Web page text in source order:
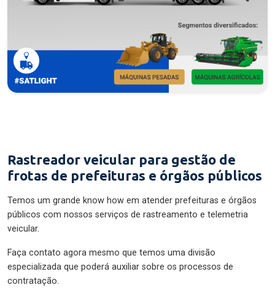
Rastreador veicular para gestão de
frotas de prefeituras e órgãos públicos
Temos um grande know how em atender prefeituras e órgãos
públicos com nossos serviços de rastreamento e telemetria
veicular.
Faça contato agora mesmo que temos uma divisão
especializada que poderá auxiliar sobre os processos de
contratação.